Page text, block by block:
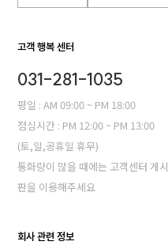
고객 행복 센터
031-281-1035
평일 : AM 09:00 ~ PM 18:00
점심시간 : PM 12:00 ~ PM 13:00
(토,일,공휴일 휴무)
통화량이 많을 때에는 고객센터 게시
판을 이용해주세요
회사 관련 정보